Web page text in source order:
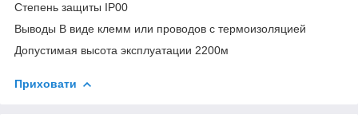
Степень защиты IP00
Выводы В виде клемм или проводов с термоизоляцией
Допустимая высота эксплуатации 2200м
Приховати